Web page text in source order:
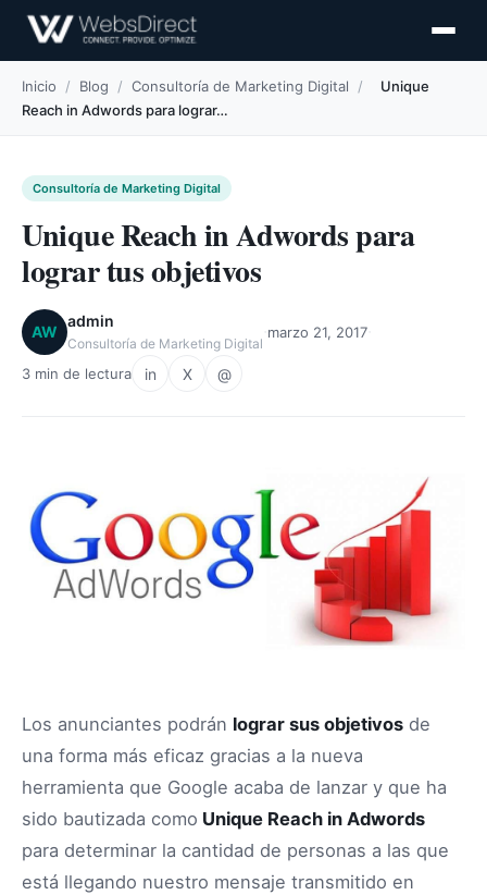
Inicio / Blog / Consultoría de Marketing Digital /
Unique
Reach in Adwords para lograr…
Consultoría de Marketing Digital
Unique Reach in Adwords para
lograr tus objetivos
AW
admin
Consultoría de Marketing Digital
marzo 21, 2017
3 min de lectura in X @
Los anunciantes podrán lograr sus objetivos de
una forma más eficaz gracias a la nueva
herramienta que Google acaba de lanzar y que ha
sido bautizada como Unique Reach in Adwords
para determinar la cantidad de personas a las que
está llegando nuestro mensaje transmitido en